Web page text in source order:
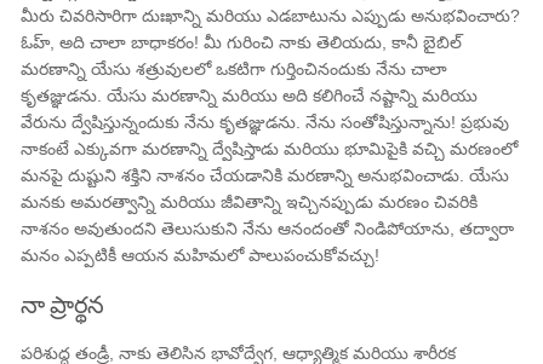
మీరు చివరిసారిగా దుఃఖాన్ని మరియు ఎడబాటును ఎప్పుడు అనుభవించారు?
ఓహ్, అది చాలా బాధాకరం! మీ గురించి నాకు తెలియదు, కానీ బైబిల్
మరణాన్ని యేసు శత్రువులలో ఒకటిగా గుర్తించినందుకు నేను చాలా
కృతజ్ఞుడను. యేసు మరణాన్ని మరియు అది కలిగించే నష్టాన్ని మరియు
వేరును ద్వేషిస్తున్నందుకు నేను కృతజ్ఞుడను. నేను సంతోషిస్తున్నాను! ప్రభువు
నాకంటే ఎక్కువగా మరణాన్ని ద్వేషిస్తాడు మరియు భూమిపైకి వచ్చి మరణంలో
మనపై దుష్టుని శక్తిని నాశనం చేయడానికి మరణాన్ని అనుభవించాడు. యేసు
మనకు అమరత్వాన్ని మరియు జీవితాన్ని ఇచ్చినప్పుడు మరణం చివరికి
నాశనం అవుతుందని తెలుసుకుని నేను ఆనందంతో నిండిపోయాను, తద్వారా
మనం ఎప్పటికీ ఆయన మహిమలో పాలుపంచుకోవచ్చు!
నా ప్రార్థన
పరిశుద్ధ తండ్రీ, నాకు తెలిసిన భావోద్వేగ, ఆధ్యాత్మిక మరియు శారీరక